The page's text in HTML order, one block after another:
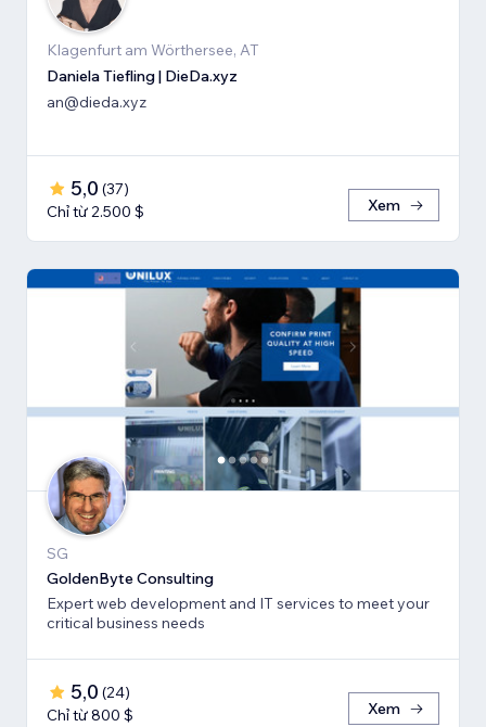
Klagenfurt am Wörthersee, AT
Daniela Tiefling | DieDa.xyz
an@dieda.xyz
5,0 (37)
Chỉ từ 2.500 $
Xem
SG
GoldenByte Consulting
Expert web development and IT services to meet your
critical business needs
5,0 (24)
Chỉ từ 800 $
Xem